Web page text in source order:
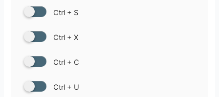
Ctrl + S
Ctrl + X
Ctrl + C
Ctrl + U